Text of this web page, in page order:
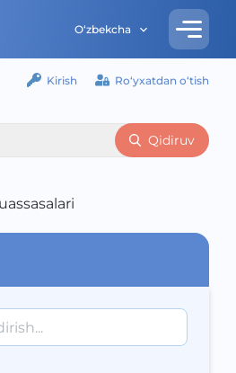
O‘zbekcha
Kirish Ro‘yxatdan o‘tish
Qidiruv